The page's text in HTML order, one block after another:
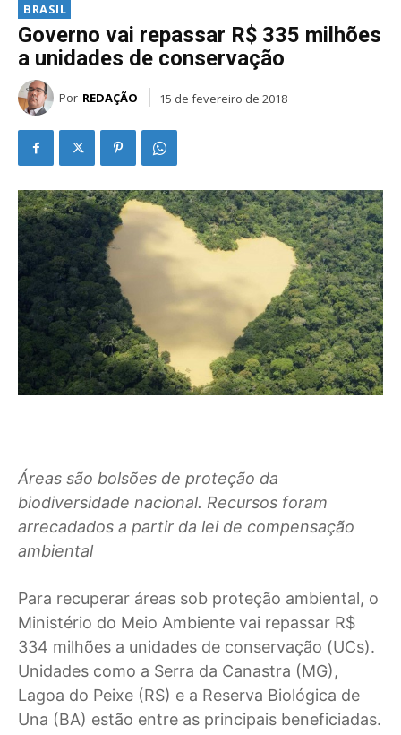
BRASIL
Governo vai repassar R$ 335 milhões
a unidades de conservação
Por REDAÇÃO 15 de fevereiro de 2018
Áreas são bolsões de proteção da
biodiversidade nacional. Recursos foram
arrecadados a partir da lei de compensação
ambiental
Para recuperar áreas sob proteção ambiental, o
Ministério do Meio Ambiente vai repassar R$
334 milhões a unidades de conservação (UCs).
Unidades como a Serra da Canastra (MG),
Lagoa do Peixe (RS) e a Reserva Biológica de
Una (BA) estão entre as principais beneficiadas.